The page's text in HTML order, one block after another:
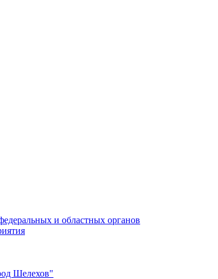
и областных органов
Шелехов"